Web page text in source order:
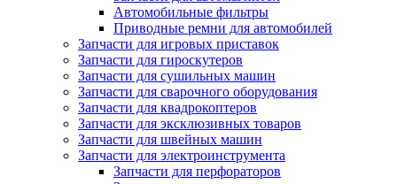
Автомобильные фильтры
Приводные ремни для автомобилей
Запчасти для игровых приставок
Запчасти для гироскутеров
Запчасти для сушильных машин
Запчасти для сварочного оборудования
Запчасти для квадрокоптеров
Запчасти для эксклюзивных товаров
Запчасти для швейных машин
Запчасти для электроинструмента
Запчасти для перфораторов